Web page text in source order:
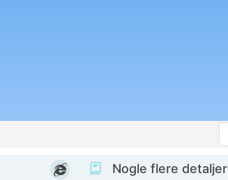
Nogle flere detaljer